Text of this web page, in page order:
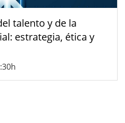
talento y de la
estrategia, ética y